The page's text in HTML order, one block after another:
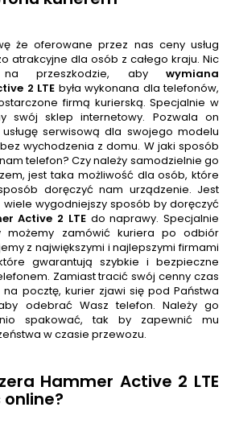
że oferowane przez nas ceny usług
atrakcyjne dla osób z całego kraju. Nic
przeszkodzie, aby wymiana
2 LTE była wykonana dla telefonów,
firmą kurierską. Specjalnie w
swój sklep internetowy. Pozwala on
serwisową dla swojego modelu
wychodzenia z domu. W jaki sposób
telefon? Czy należy samodzielnie go
jest taka możliwość dla osób, które
doręczyć nam urządzenie. Jest
wiele wygodniejszy sposób by doręczyć
Active 2 LTEdo naprawy. Specjalnie
możemy zamówić kuriera po odbiór
z największymi i najlepszymi firmami
gwarantują szybkie i bezpieczne
Zamiast tracić swój cenny czas
pocztę, kurier zjawi się pod Państwa
odebrać Wasz telefon. Należy go
spakować, tak by zapewnić mu
w czasie przewozu.
Hammer Active 2 LTE